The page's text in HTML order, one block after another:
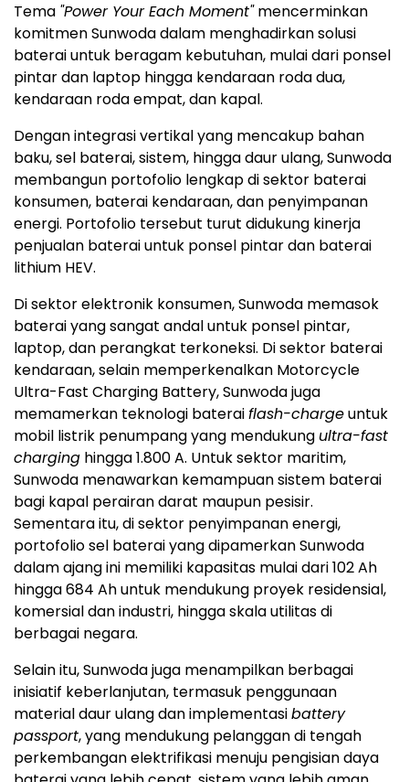
Tema "Power Your Each Moment"mencerminkan
komitmen Sunwoda dalam menghadirkan solusi
baterai untuk beragam kebutuhan, mulai dari ponsel
pintar dan laptop hingga kendaraan roda dua,
kendaraan roda empat, dan kapal.
Dengan integrasi vertikal yang mencakup bahan
baku, sel baterai, sistem, hingga daur ulang, Sunwoda
membangun portofolio lengkap di sektor baterai
konsumen, baterai kendaraan, dan penyimpanan
energi. Portofolio tersebut turut didukung kinerja
penjualan baterai untuk ponsel pintar dan baterai
lithium HEV.
Di sektor elektronik konsumen, Sunwoda memasok
baterai yang sangat andal untuk ponsel pintar,
laptop, dan perangkat terkoneksi. Di sektor baterai
kendaraan, selain memperkenalkan Motorcycle
Ultra-Fast Charging Battery, Sunwoda juga
memamerkan teknologi bateraiflash-chargeuntuk
mobil listrik penumpang yang mendukung ultra-fast
charging hingga 1.800 A. Untuk sektor maritim,
Sunwoda menawarkan kemampuan sistem baterai
bagi kapal perairan darat maupun pesisir.
Sementara itu, di sektor penyimpanan energi,
portofolio sel baterai yang dipamerkan Sunwoda
dalam ajang ini memiliki kapasitas mulai dari 102 Ah
hingga 684 Ah untuk mendukung proyek residensial,
komersial dan industri, hingga skala utilitas di
berbagai negara.
Selain itu, Sunwoda juga menampilkan berbagai
inisiatif keberlanjutan, termasuk penggunaan
material daur ulang dan implementasibattery
passport, yang mendukung pelanggan di tengah
perkembangan elektrifikasi menuju pengisian daya